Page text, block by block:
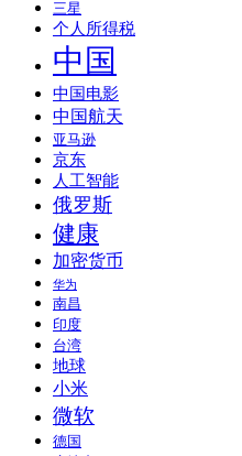
三星
个人所得税
中国
中国电影
中国航天
亚马逊
京东
人工智能
俄罗斯
健康
加密货币
华为
南昌
印度
台湾
地球
小米
微软
德国